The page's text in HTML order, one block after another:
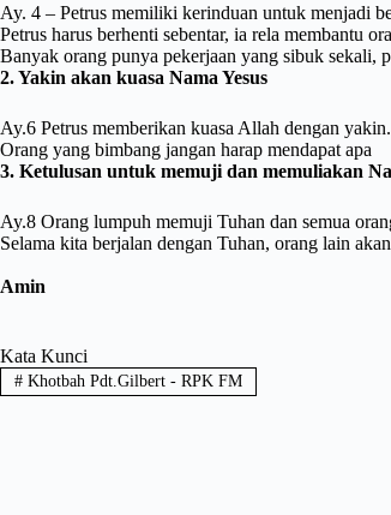
Ay. 4 – Petrus memiliki kerinduan untuk menjadi
Petrus harus berhenti sebentar, ia rela membantu
Banyak orang punya pekerjaan yang sibuk sekali,
2. Yakin akan kuasa Nama Yesus
Ay.6 Petrus memberikan kuasa Allah dengan yakin.
Orang yang bimbang jangan harap mendapat apa
3. Ketulusan untuk memuji dan memuliakan
Ay.8 Orang lumpuh memuji Tuhan dan semua
Selama kita berjalan dengan Tuhan, orang lain
Amin
Kata Kunci
#Khotbah Pdt.Gilbert - RPK FM